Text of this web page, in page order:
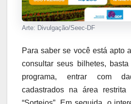
Arte: Divulgação/Seec-DF
Para saber se você está apto
consultar seus bilhetes,
programa, entrar com
cadastrados na área